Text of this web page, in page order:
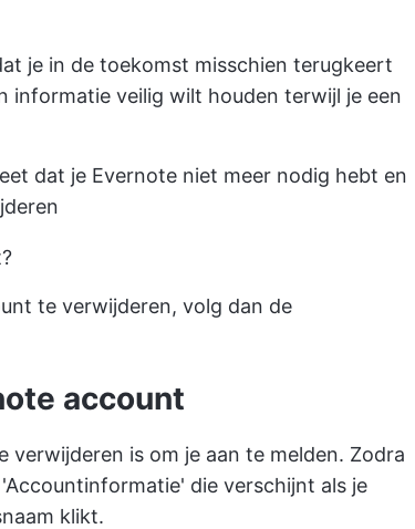
je in de toekomst misschien terugkeert
informatie veilig wilt houden terwijl je een
dat je Evernote niet meer nodig hebt en
te verwijderen, volg dan de
account
is om je aan te melden. Zodra
die verschijnt als je
klikt.